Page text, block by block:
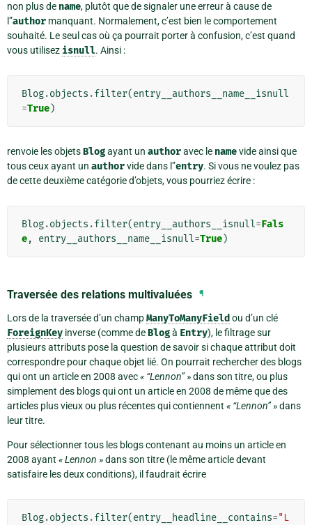
non plus de name, plutôt que de signaler une erreur à cause de
l”author manquant. Normalement, c’est bien le comportement
souhaité. Le seul cas où ça pourrait porter à confusion, c’est quand
vous utilisez isnull. Ainsi :
Blog.objects .filter(entry__authors__name__isnull
=True)
renvoie les objetsBlogayant un authoravec le namevide ainsi que
tous ceux ayant un authorvide dans l”entry. Si vous ne voulez pas
de cette deuxième catégorie d’objets, vous pourriez écrire :
Blog.objects .filter(entry__authors__isnull=Fals
e, entry__authors__name__isnull=True)
Traversée des relations multivaluées ¶
Lors de la traversée d’un champManyToManyField ou d’un clé
ForeignKey inverse (comme deBlogà Entry), le filtrage sur
plusieurs attributs pose la question de savoir si chaque attribut doit
correspondre pour chaque objet lié. On pourrait rechercher des blogs
qui ont un article en 2008 avec« “Lennon” »dans son titre, ou plus
simplement des blogs qui ont un article en 2008 de même que des
articles plus vieux ou plus récentes qui contiennent « “Lennon” »dans
leur titre.
Pour sélectionner tous les blogs contenant au moins un article en
2008 ayant « Lennon »dans son titre (le même article devant
satisfaire les deux conditions), il faudrait écrire
Blog.objects .filter(entry__headline__contains="L